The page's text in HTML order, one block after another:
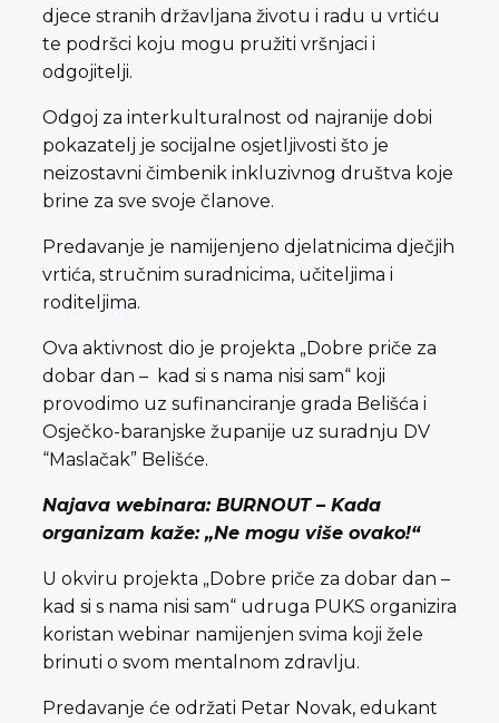
djece stranih državljana životu i radu u vrtiću
te podršci koju mogu pružiti vršnjaci i
odgojitelji.
Odgoj za interkulturalnost od najranije dobi
pokazatelj je socijalne osjetljivosti što je
neizostavni čimbenik inkluzivnog društva koje
brine za sve svoje članove.
Predavanje je namijenjeno djelatnicima dječjih
vrtića, stručnim suradnicima, učiteljima i
roditeljima.
Ova aktivnost dio je projekta „Dobre priče za
dobar dan – kad si s nama nisi sam“ koji
provodimo uz sufinanciranje grada Belišća i
Osječko-baranjske županije uz suradnju DV
“Maslačak” Belišće.
Najava webinara: BURNOUT – Kada
organizam kaže: „Ne mogu više ovako!“
U okviru projekta „Dobre priče za dobar dan –
kad si s nama nisi sam“ udruga PUKS organizira
koristan webinar namijenjen svima koji žele
brinuti o svom mentalnom zdravlju.
Predavanje će održati Petar Novak, edukant